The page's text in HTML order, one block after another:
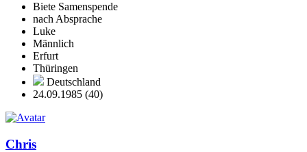
Biete Samenspende
nach Absprache
Luke
Männlich
Erfurt
Thüringen
Deutschland
24.09.1985 (40)
Chris